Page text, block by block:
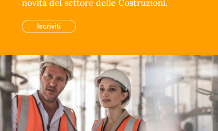
novità del settore delle Costruzioni.
Iscriviti